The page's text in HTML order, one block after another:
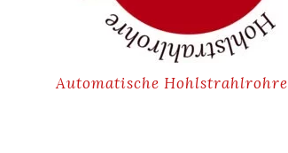
Automatische Hohlstrahlrohre